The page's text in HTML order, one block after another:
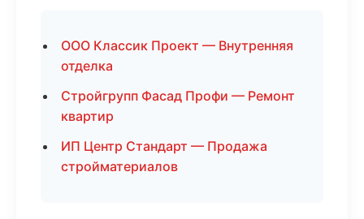
ООО Классик Проект — Внутренняя
отделка
Стройгрупп Фасад Профи — Ремонт
квартир
ИП Центр Стандарт — Продажа
стройматериалов